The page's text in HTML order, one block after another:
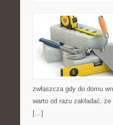
zwłaszcza gdy do domu
warto od razu zakładać,
[…]